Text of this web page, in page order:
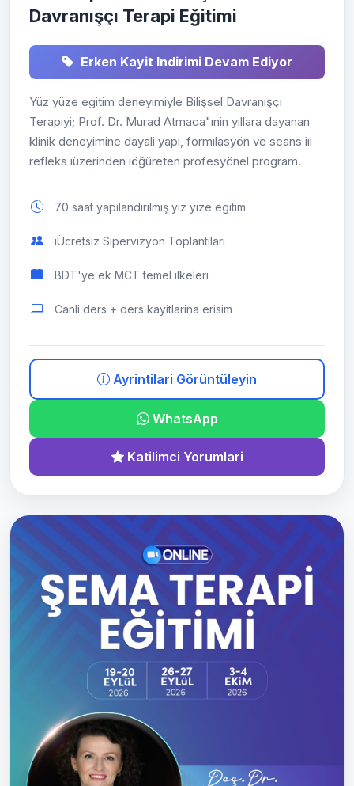
Davranışçı Terapi Eğitimi
Erken Kayit Indirimi Devam Ediyor
Yüz yüze egitim deneyimiyle Bilişsel Davranışçı
Terapiyi; Prof. Dr. Murad Atmaca"ınin yillara dayanan
klinik deneyimine dayali yapi, formılasyön ve seans iıi
refleks ıüzerinden ıöğüreten profesyönel program.
70 saat yapılandırılmış yız yıze egitim
ıÜcretsiz Sıpervizyön Toplantilari
BDT'ye ek MCT temel ilkeleri
Canli ders + ders kayitlarina erisim
Ayrintilari Görüntüleyin
WhatsApp
Katilimci Yorumlari